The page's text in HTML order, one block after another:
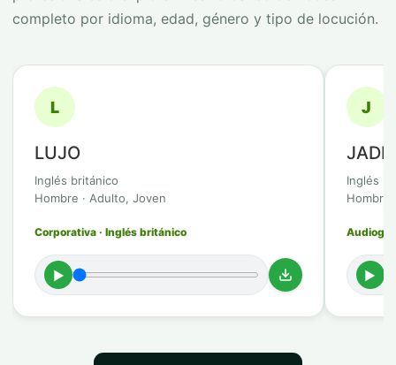
completo por idioma, edad, género y tipo de locución.
L
LUJO
Inglés británico
Hombre · Adulto, Joven
Corporativa · Inglés británico
►
J
JADI
Inglés
Hombre
►